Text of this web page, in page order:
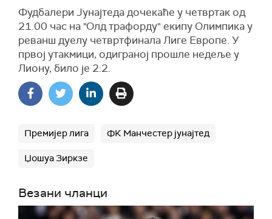
Фудбалери Јунајтеда дочекаће у четвртак од
21.00 час на "Олд трафорду" екипу Олимпика у
реванш дуелу четвртфинала Лиге Европе. У
првој утакмици, одиграној прошле недеље у
Лиону, било је 2:2.
Премијер лига ФК Манчестер јунајтед
Џошуа Зиркзе
Везани чланци